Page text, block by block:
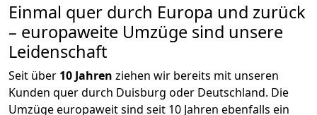
Einmal quer durch Europa und zurück
– europaweite Umzüge sind unsere
Leidenschaft
Seit über 10 Jahren ziehen wir bereits mit unseren
Kunden quer durch Duisburg oder Deutschland. Die
Umzüge europaweit sind seit 10 Jahren ebenfalls ein